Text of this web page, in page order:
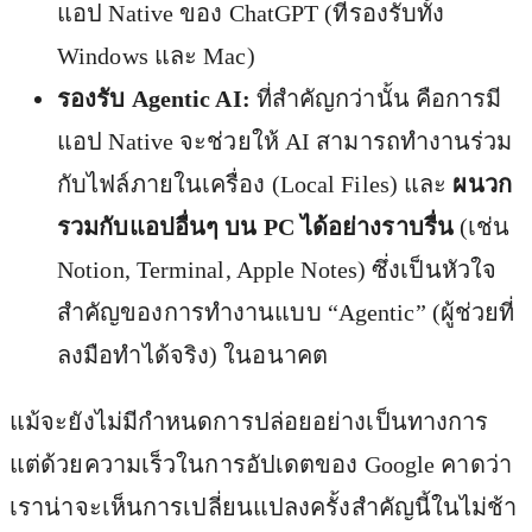
แอป Native ของ ChatGPT (ที่รองรับทั้ง
Windows และ Mac)
รองรับ Agentic AI: ที่สำคัญกว่านั้น คือการมี
แอป Native จะช่วยให้ AI สามารถทำงานร่วม
กับไฟล์ภายในเครื่อง (Local Files) และ ผนวก
รวมกับแอปอื่นๆ บน PC ได้อย่างราบรื่น(เช่น
Notion, Terminal, Apple Notes) ซึ่งเป็นหัวใจ
สำคัญของการทำงานแบบ “Agentic” (ผู้ช่วยที่
ลงมือทำได้จริง) ในอนาคต
แม้จะยังไม่มีกำหนดการปล่อยอย่างเป็นทางการ
แต่ด้วยความเร็วในการอัปเดตของ Google คาดว่า
เราน่าจะเห็นการเปลี่ยนแปลงครั้งสำคัญนี้ในไม่ช้า